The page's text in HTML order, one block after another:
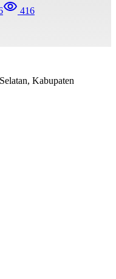
416
Kabupaten